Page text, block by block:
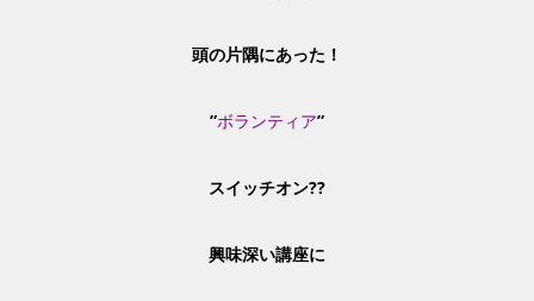
頭の片隅にあった！
”ボランティア”
スイッチオン??
興味深い講座に